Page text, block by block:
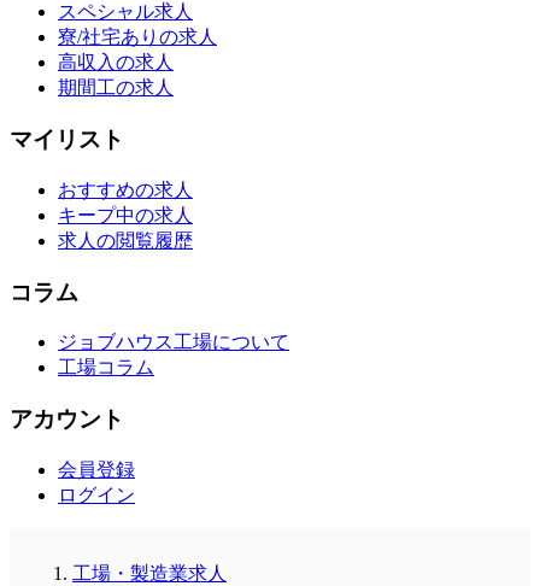
スペシャル求人
寮/社宅ありの求人
高収入の求人
期間工の求人
マイリスト
おすすめの求人
キープ中の求人
求人の閲覧履歴
コラム
ジョブハウス工場について
工場コラム
アカウント
会員登録
ログイン
工場・製造業求人